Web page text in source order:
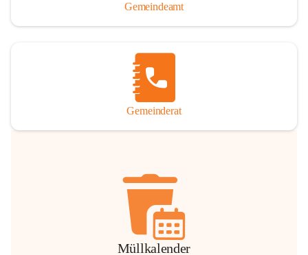
Gemeindeamt
Gemeinderat
Müllkalender